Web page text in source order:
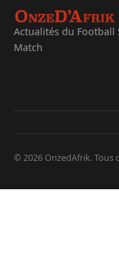
Actualités du Football
Match
© 2026 OnzedAfrik. Tous